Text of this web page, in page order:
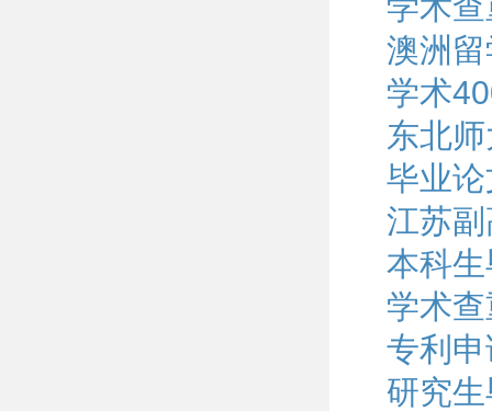
澳洲
学术
东北
毕业
江苏
本科
学术
专利
研究